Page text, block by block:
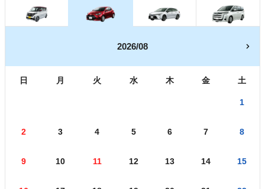
2026/08
日 月 火 水 木 金 土
1
2 3 4 5 6 7 8
9 10 11 12 13 14 15